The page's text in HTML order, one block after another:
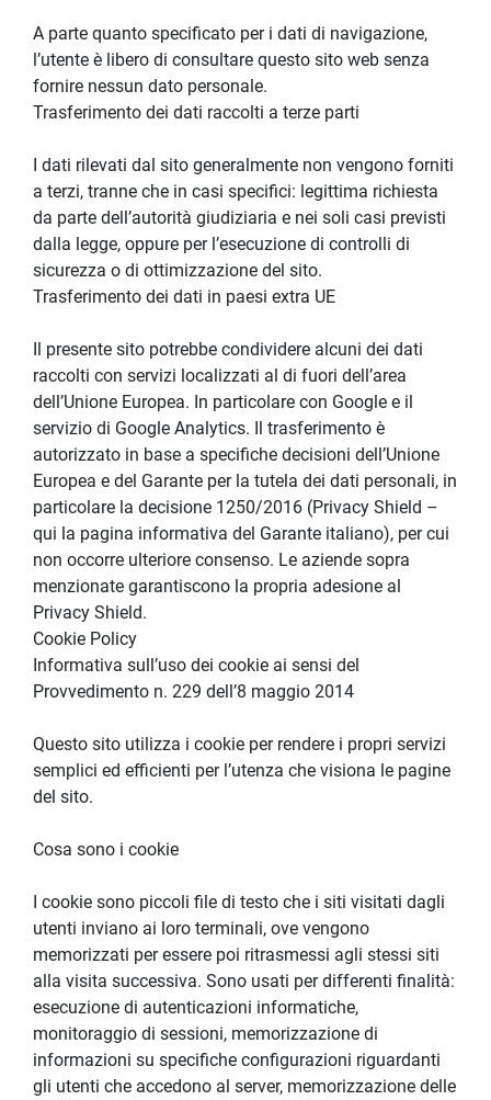
A parte quanto specificato per i dati di navigazione,
l’utente è libero di consultare questo sito web senza
fornire nessun dato personale.
Trasferimento dei dati raccolti a terze parti
I dati rilevati dal sito generalmente non vengono forniti
a terzi, tranne che in casi specifici: legittima richiesta
da parte dell’autorità giudiziaria e nei soli casi previsti
dalla legge, oppure per l’esecuzione di controlli di
sicurezza o di ottimizzazione del sito.
Trasferimento dei dati in paesi extra UE
Il presente sito potrebbe condividere alcuni dei dati
raccolti con servizi localizzati al di fuori dell’area
dell’Unione Europea. In particolare con Google e il
servizio di Google Analytics. Il trasferimento è
autorizzato in base a specifiche decisioni dell’Unione
Europea e del Garante per la tutela dei dati personali, in
particolare la decisione 1250/2016 (Privacy Shield –
qui la pagina informativa del Garante italiano), per cui
non occorre ulteriore consenso. Le aziende sopra
menzionate garantiscono la propria adesione al
Privacy Shield.
Cookie Policy
Informativa sull’uso dei cookie ai sensi del
Provvedimento n. 229 dell’8 maggio 2014
Questo sito utilizza i cookie per rendere i propri servizi
semplici ed efficienti per l’utenza che visiona le pagine
del sito.
Cosa sono i cookie
I cookie sono piccoli file di testo che i siti visitati dagli
utenti inviano ai loro terminali, ove vengono
memorizzati per essere poi ritrasmessi agli stessi siti
alla visita successiva. Sono usati per differenti finalità:
esecuzione di autenticazioni informatiche,
monitoraggio di sessioni, memorizzazione di
informazioni su specifiche configurazioni riguardanti
gli utenti che accedono al server, memorizzazione delle